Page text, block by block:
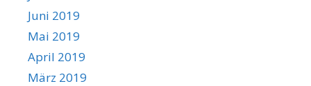
Juni 2019
Mai 2019
April 2019
März 2019